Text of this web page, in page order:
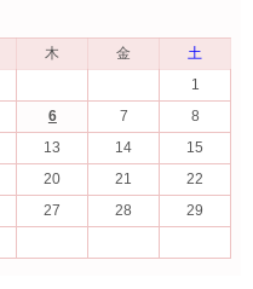
木 金
土
1
6 7
8
13 14
15
20 21
22
27 28
29